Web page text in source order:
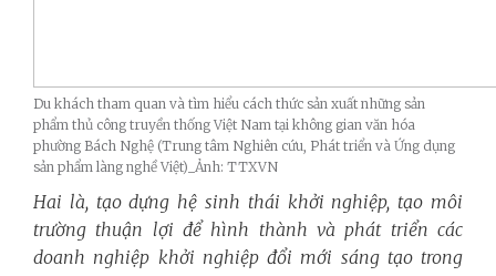
Du khách tham quan và tìm hiểu cách thức sản xuất những sản
phẩm thủ công truyền thống Việt Nam tại không gian văn hóa
phường Bách Nghệ (Trung tâm Nghiên cứu, Phát triển và Ứng dụng
sản phẩm làng nghề Việt)_Ảnh: TTXVN
Hai là, tạo dựng hệ sinh thái khởi nghiệp, tạo môi
trường thuận lợi để hình thành và phát triển các
doanh nghiệp khởi nghiệp đổi mới sáng tạo trong